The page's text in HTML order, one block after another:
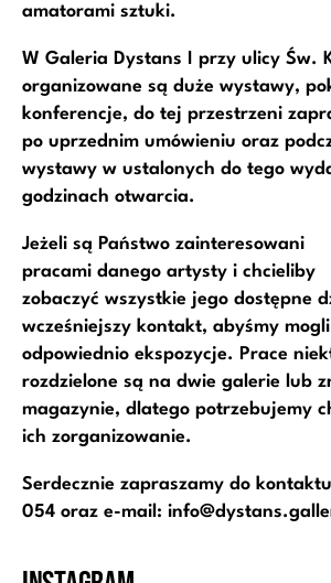
amatorami sztuki.
W Galeria Dystans I przy ulicy Św.
organizowane są duże wystawy,
konferencje, do tej przestrzeni
po uprzednim umówieniu oraz
wystawy w ustalonych do tego
godzinach otwarcia.
Jeżeli są Państwo zainteresowani
pracami danego artysty i chcieliby
zobaczyć wszystkie jego dostępne
wcześniejszy kontakt, abyśmy
odpowiednio ekspozycje. Prace
rozdzielone są na dwie galerie lub
magazynie, dlatego potrzebujemy
ich zorganizowanie.
Serdecznie zapraszamy do
054 oraz e-mail: